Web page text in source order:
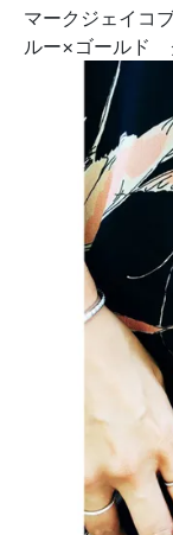
マークジェイ
ルー×ゴールド